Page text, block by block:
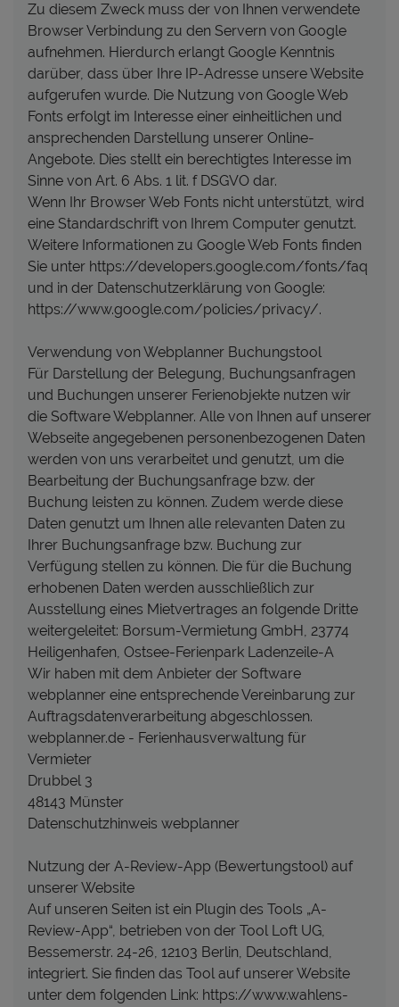
Zu diesem Zweck muss der von Ihnen verwendete
Browser Verbindung zu den Servern von Google
aufnehmen. Hierdurch erlangt Google Kenntnis
darüber, dass über Ihre IP-Adresse unsere Website
aufgerufen wurde. Die Nutzung von Google Web
Fonts erfolgt im Interesse einer einheitlichen und
ansprechenden Darstellung unserer Online-
Angebote. Dies stellt ein berechtigtes Interesse im
Sinne von Art. 6 Abs. 1 lit. f DSGVO dar.
Wenn Ihr Browser Web Fonts nicht unterstützt, wird
eine Standardschrift von Ihrem Computer genutzt.
Weitere Informationen zu Google Web Fonts finden
Sie unter https://developers.google.com/fonts/faq
und in der Datenschutzerklärung von Google:
https://www.google.com/policies/privacy/.
Verwendung von Webplanner Buchungstool
Für Darstellung der Belegung, Buchungsanfragen
und Buchungen unserer Ferienobjekte nutzen wir
die Software Webplanner. Alle von Ihnen auf unserer
Webseite angegebenen personenbezogenen Daten
werden von uns verarbeitet und genutzt, um die
Bearbeitung der Buchungsanfrage bzw. der
Buchung leisten zu können. Zudem werde diese
Daten genutzt um Ihnen alle relevanten Daten zu
Ihrer Buchungsanfrage bzw. Buchung zur
Verfügung stellen zu können. Die für die Buchung
erhobenen Daten werden ausschließlich zur
Ausstellung eines Mietvertrages an folgende Dritte
weitergeleitet: Borsum-Vermietung GmbH, 23774
Heiligenhafen, Ostsee-Ferienpark Ladenzeile-A
Wir haben mit dem Anbieter der Software
webplanner eine entsprechende Vereinbarung zur
Auftragsdatenverarbeitung abgeschlossen.
webplanner.de - Ferienhausverwaltung für
Vermieter
Drubbel 3
48143 Münster
Datenschutzhinweis webplanner
Nutzung der A-Review-App (Bewertungstool) auf
unserer Website
Auf unseren Seiten ist ein Plugin des Tools „A-
Review-App“, betrieben von der Tool Loft UG,
Bessemerstr. 24-26, 12103 Berlin, Deutschland,
integriert. Sie finden das Tool auf unserer Website
unter dem folgenden Link: https://www.wahlens-